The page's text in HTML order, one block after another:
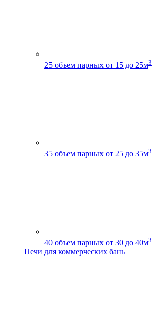
25 объем парных от 15 до 25м3
35 объем парных от 25 до 35м3
40 объем парных от 30 до 40м3
Печи для коммерческих бань